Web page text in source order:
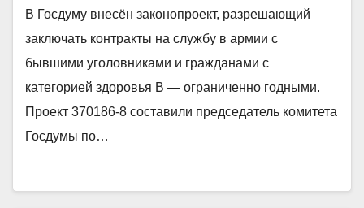
В Госдуму внесён законопроект, разрешающий
заключать контракты на службу в армии с
бывшими уголовниками и гражданами с
категорией здоровья В — ограниченно годными.
Проект 370186-8 составили председатель комитета
Госдумы по…